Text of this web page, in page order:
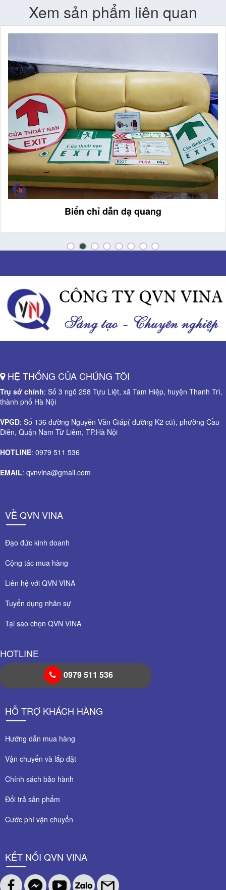
Xem sản phẩm liên quan
Biển chỉ dẫn dạ quang
HỆ THỐNG CỦA CHÚNG TÔI
Trụ sở chính: Số 3 ngõ 258 Tựu Liệt, xã Tam Hiệp, huyện Thanh Trì,
thành phố Hà Nội
VPGD: Số 136 đường Nguyễn Văn Giáp( đường K2 cũ), phường Cầu
Diễn, Quận Nam Từ Liêm, TP.Hà Nội
HOTLINE: 0979 511 536
EMAIL: qvnvina@gmail.com
VỀ QVN VINA
Đạo đức kinh doanh
Cộng tác mua hàng
Liên hệ với QVN VINA
Tuyển dụng nhân sự
Tại sao chọn QVN VINA
HOTLINE
0979 511 536
HỖ TRỢ KHÁCH HÀNG
Hướng dẫn mua hàng
Vận chuyển và lắp đặt
Chính sách bảo hành
Đổi trả sản phẩm
Cước phí vận chuyển
KẾT NỐI QVN VINA